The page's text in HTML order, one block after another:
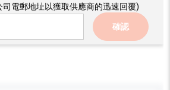
司電郵地址以獲取供應商的迅速回覆)
確認